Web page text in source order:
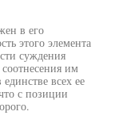
в его
этого элемента
суждения
соотнесения им
всех ее
с позиции